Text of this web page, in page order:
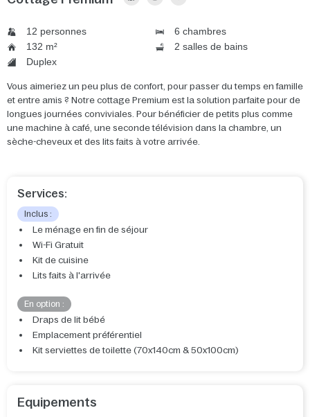
12 personnes
6 chambres
132 m²
2 salles de bains
Duplex
Vous aimeriez un peu plus de confort, pour passer du temps en famille
et entre amis ? Notre cottage Premium est la solution parfaite pour de
longues journées conviviales. Pour bénéficier de petits plus comme
une machine à café, une seconde télévision dans la chambre, un
sèche-cheveux et des lits faits à votre arrivée.
Services:
Inclus :
Le ménage en fin de séjour
Wi-Fi Gratuit
Kit de cuisine
Lits faits à l'arrivée
En option :
Draps de lit bébé
Emplacement préférentiel
Kit serviettes de toilette (70x140cm & 50x100cm)
Equipements